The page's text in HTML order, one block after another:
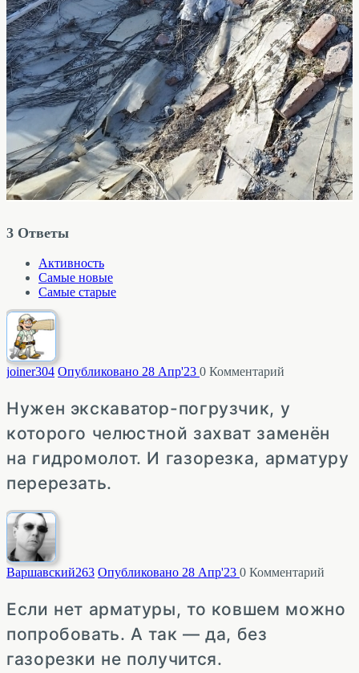
3 Ответы
Активность
Самые новые
Самые старые
joiner304 Опубликовано 28 Апр'23 0 Комментарий
Нужен экскаватор-погрузчик, у
которого челюстной захват заменён
на гидромолот. И газорезка, арматуру
перерезать.
Варшавский263 Опубликовано 28 Апр'23 0 Комментарий
Если нет арматуры, то ковшем можно
попробовать. А так — да, без
газорезки не получится.